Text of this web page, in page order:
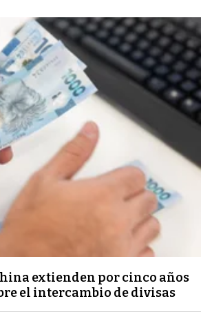
extienden por cinco años
el intercambio de divisas